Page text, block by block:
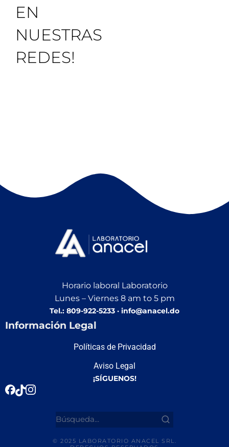
EN
NUESTRAS
REDES!
Horario laboral Laboratorio
Lunes – Viernes 8 am to 5 pm
Tel.: 809-922-5233 · info@anacel.do
Información Legal
Políticas de Privacidad
Aviso Legal
¡SÍGUENOS!
© 2025 LABORATORIO ANACEL SRL.